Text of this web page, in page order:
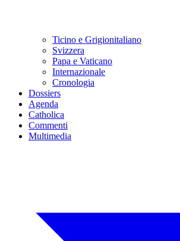
Ticino e Grigionitaliano
Svizzera
Papa e Vaticano
Internazionale
Cronologia
Dossiers
Agenda
Catholica
Commenti
Multimedia